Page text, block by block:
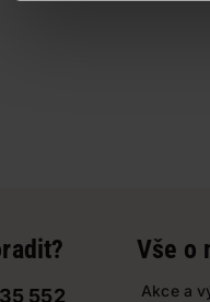
552
Vše o
Akce a